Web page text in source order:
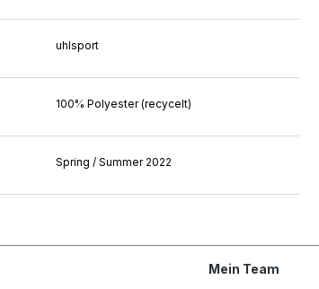
uhlsport
100% Polyester (recycelt)
Spring / Summer 2022
Mein Team